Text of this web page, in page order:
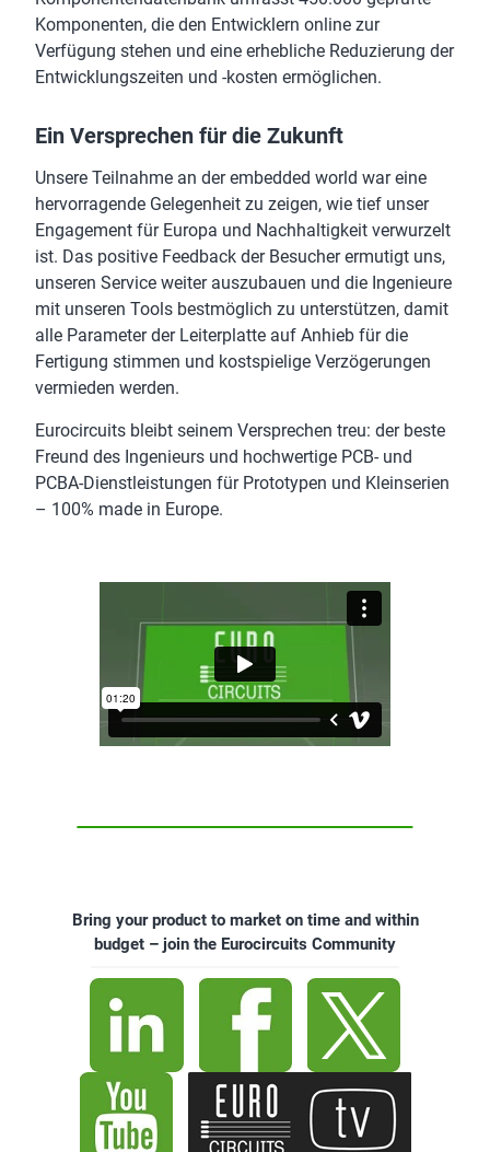
Komponenten, die den Entwicklern online zur
Verfügung stehen und eine erhebliche Reduzierung der
Entwicklungszeiten und -kosten ermöglichen.
Ein Versprechen für die Zukunft
Unsere Teilnahme an der embedded world war eine
hervorragende Gelegenheit zu zeigen, wie tief unser
Engagement für Europa und Nachhaltigkeit verwurzelt
ist. Das positive Feedback der Besucher ermutigt uns,
unseren Service weiter auszubauen und die Ingenieure
mit unseren Tools bestmöglich zu unterstützen, damit
alle Parameter der Leiterplatte auf Anhieb für die
Fertigung stimmen und kostspielige Verzögerungen
vermieden werden.
Eurocircuits bleibt seinem Versprechen treu: der beste
Freund des Ingenieurs und hochwertige PCB- und
PCBA-Dienstleistungen für Prototypen und Kleinserien
– 100% made in Europe.
Bring your product to market on time and within
budget – join the Eurocircuits Community